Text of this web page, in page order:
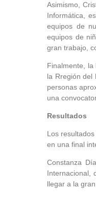
Asimismo,
Informática,
equipos de
equipos de
gran trabajo,
Finalmente, la
la Rregión del
personas
una
Resultados
Los
en una final
Constanza
Internacional,
llegar a la